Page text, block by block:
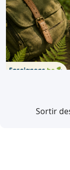
Sortir